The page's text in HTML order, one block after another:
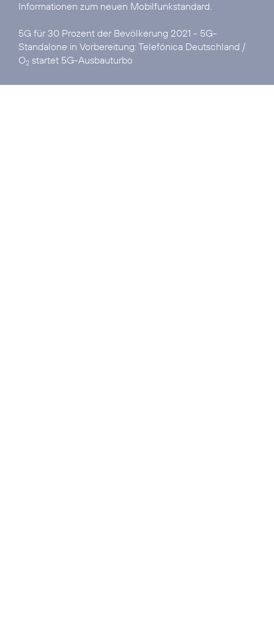
Informationen zum neuen Mobilfunkstandard.
5G für 30 Prozent der Bevölkerung 2021 - 5G-
Standalone in Vorbereitung: Telefónica Deutschland /
O2 startet 5G-Ausbauturbo